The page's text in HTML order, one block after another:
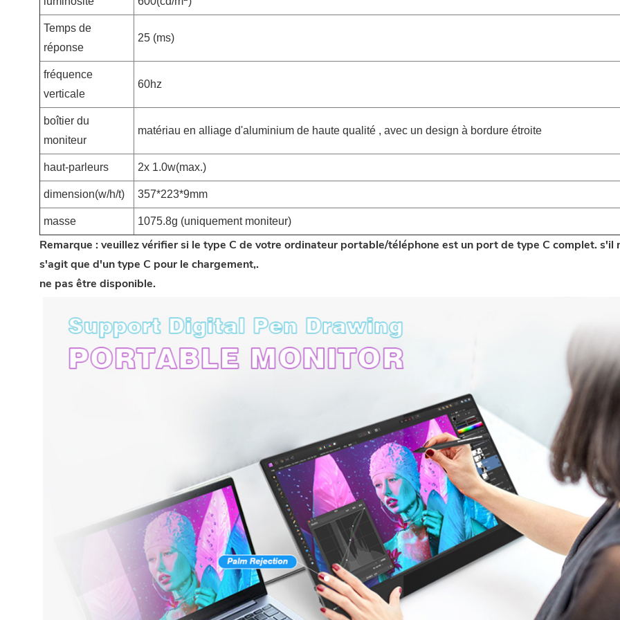
Temps de
réponse
25 (ms)
fréquence
verticale
60hz
boîtier du
moniteur
matériau en alliage d'aluminium de haute qualité , avec un design à bordure étroite
haut-parleurs 2x 1.0w(max.)
dimension(w/h/t) 357*223*9mm
masse 1075.8g (uniquement moniteur)
Remarque : veuillez vérifier si le type C de votre ordinateur portable/téléphone est un port de type C complet. s'il
s'agit que d'un type C pour le chargement,.
ne pas être disponible.